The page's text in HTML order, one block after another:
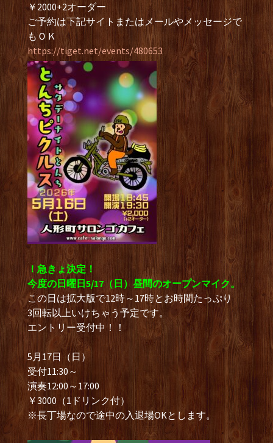
￥2000+2オーダー
ご予約は下記サイトまたはメールやメッセージで
もＯＫ
https://tiget.net/events/480653
！急きょ決定！
今度の日曜日5/17（日）昼間のオープンマイク。
この日は拡大版で12時～17時とお時間たっぷり
3回転以上いけちゃう予定です。
エントリー受付中！！
5月17日（日）
受付11:30～
演奏12:00～17:00
￥3000（1ドリンク付）
※長丁場なので途中の入退場OKとします。